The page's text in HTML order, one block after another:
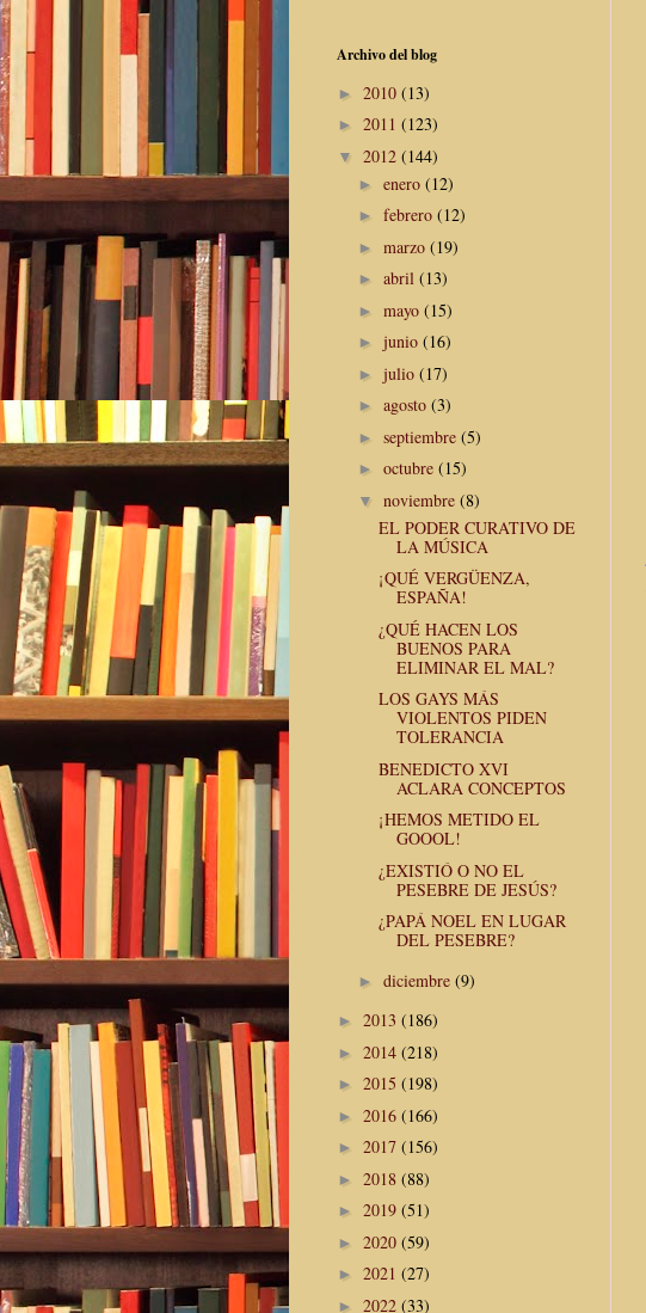
Archivo del blog
► 2010 (13)
► 2011 (123)
▼ 2012 (144)
► enero (12)
► febrero (12)
► marzo (19)
► abril (13)
► mayo (15)
► junio (16)
► julio (17)
► agosto (3)
► septiembre (5)
► octubre (15)
▼ noviembre (8)
EL PODER CURATIVO DE
LA MÚSICA
¡QUÉ VERGÜENZA,
ESPAÑA!
¿QUÉ HACEN LOS
BUENOS PARA
ELIMINAR EL MAL?
LOS GAYS MÁS
VIOLENTOS PIDEN
TOLERANCIA
BENEDICTO XVI
ACLARA CONCEPTOS
¡HEMOS METIDO EL
GOOOL!
¿EXISTIÓ O NO EL
PESEBRE DE JESÚS?
¿PAPÁ NOEL EN LUGAR
DEL PESEBRE?
► diciembre (9)
► 2013 (186)
► 2014 (218)
► 2015 (198)
► 2016 (166)
► 2017 (156)
► 2018 (88)
► 2019 (51)
► 2020 (59)
► 2021 (27)
► 2022 (33)